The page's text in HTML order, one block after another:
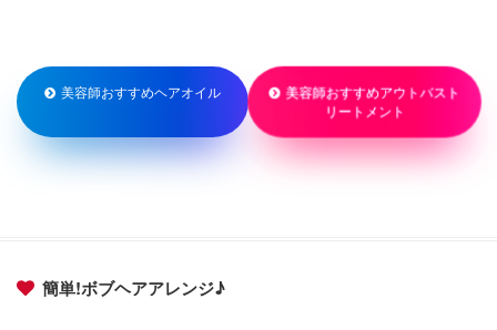
美容師おすすめヘアオイル
美容師おすすめアウトバスト
リートメント
簡単!ボブヘアアレンジ♪